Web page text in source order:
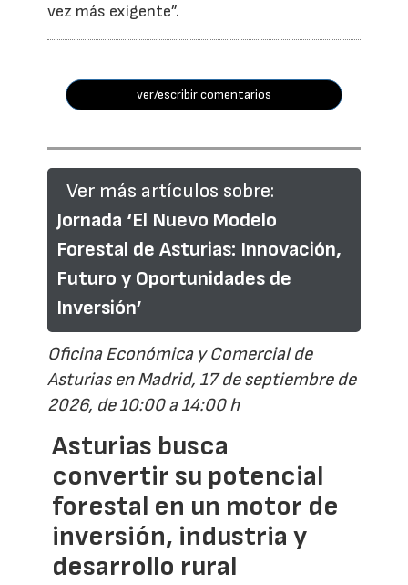
vez más exigente”.
ver/escribir comentarios
Ver más artículos sobre:
Jornada ‘El Nuevo Modelo
Forestal de Asturias: Innovación,
Futuro y Oportunidades de
Inversión’
Oficina Económica y Comercial de
Asturias en Madrid, 17 de septiembre de
2026, de 10:00 a 14:00 h
Asturias busca
convertir su potencial
forestal en un motor de
inversión, industria y
desarrollo rural